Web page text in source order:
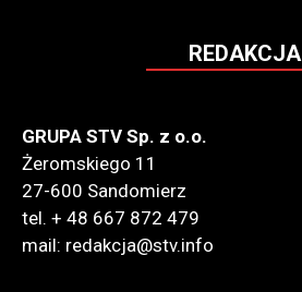
REDAKCJA
GRUPA STV Sp. z o.o.
Żeromskiego 11
27-600 Sandomierz
tel. + 48 667 872 479
mail: redakcja@stv.info